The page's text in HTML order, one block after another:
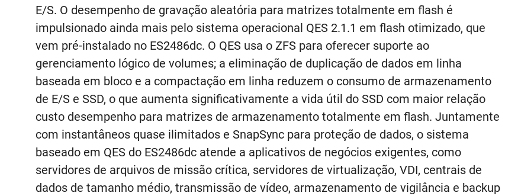
E/S. O desempenho de gravação aleatória para matrizes totalmente em flash é
impulsionado ainda mais pelo sistema operacional QES 2.1.1 em flash otimizado, que
vem pré-instalado no ES2486dc. O QES usa o ZFS para oferecer suporte ao
gerenciamento lógico de volumes; a eliminação de duplicação de dados em linha
baseada em bloco e a compactação em linha reduzem o consumo de armazenamento
de E/S e SSD, o que aumenta significativamente a vida útil do SSD com maior relação
custo desempenho para matrizes de armazenamento totalmente em flash. Juntamente
com instantâneos quase ilimitados e SnapSync para proteção de dados, o sistema
baseado em QES do ES2486dc atende a aplicativos de negócios exigentes, como
servidores de arquivos de missão crítica, servidores de virtualização, VDI, centrais de
dados de tamanho médio, transmissão de vídeo, armazenamento de vigilância e backup